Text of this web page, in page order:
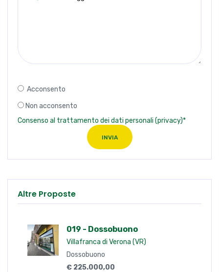
Acconsento
Non acconsento
Consenso al trattamento dei dati personali (privacy)*
INVIA
Altre Proposte
019 - Dossobuono
Villafranca di Verona (VR)
Dossobuono
€ 225.000,00